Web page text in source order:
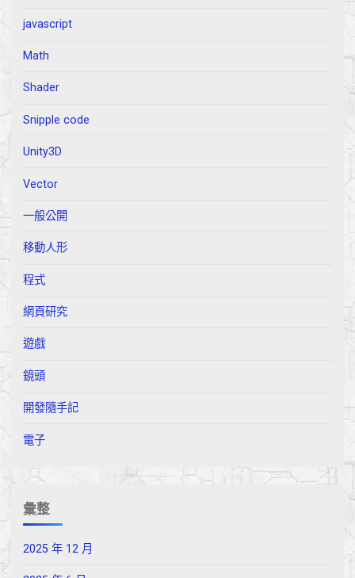
javascript
Math
Shader
Snipple code
Unity3D
Vector
一般公開
移動人形
程式
網頁研究
遊戲
鏡頭
開發隨手記
電子
彙整
2025 年 12 月